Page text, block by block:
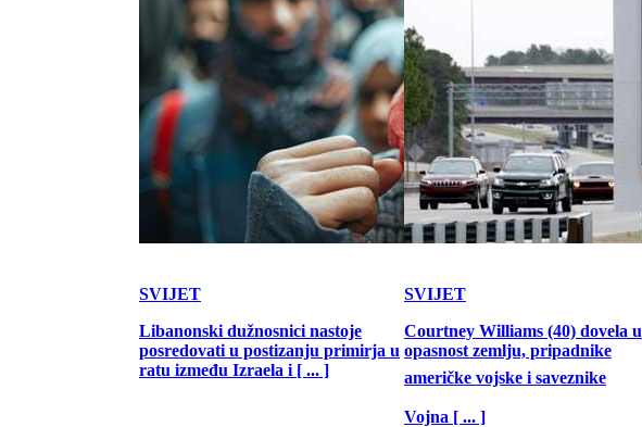
SVIJET
Libanonski dužnosnici nastoje
posredovati u postizanju primirja u
ratu između Izraela i [ ... ]
SVIJET
Courtney Williams (40) dovela u
opasnost zemlju, pripadnike
američke vojske i saveznike
Vojna [ ... ]